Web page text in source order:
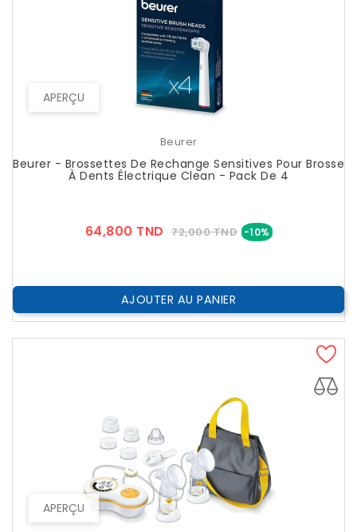
APERÇU
Beurer
Beurer - Brossettes De Rechange Sensitives Pour Brosse
À Dents Électrique Clean - Pack De 4
64,800 TND Prix
72,000 TND -10% Prix
AJOUTER AU PANIER
APERÇU